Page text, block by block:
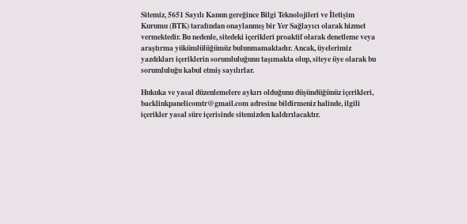
Sitemiz, 5651 Sayılı Kanun gereğince Bilgi Teknolojileri ve İletişim
Kurumu (BTK) tarafından onaylanmış bir Yer Sağlayıcı olarak hizmet
vermektedir. Bu nedenle, sitedeki içerikleri proaktif olarak denetleme veya
araştırma yükümlülüğümüz bulunmamaktadır. Ancak, üyelerimiz
yazdıkları içeriklerin sorumluluğunu taşımakta olup, siteye üye olarak bu
sorumluluğu kabul etmiş sayılırlar.
Hukuka ve yasal düzenlemelere aykırı olduğunu düşündüğünüz içerikleri,
backlinkpanelicomtr@gmail.comadresine bildirmeniz halinde, ilgili
içerikler yasal süre içerisinde sitemizden kaldırılacaktır.